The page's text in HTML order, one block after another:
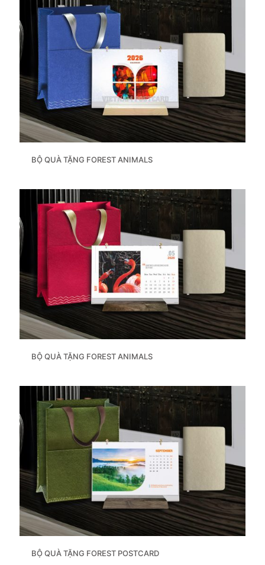
BỘ QUÀ TẶNG FOREST ANIMALS
BỘ QUÀ TẶNG FOREST ANIMALS
BỘ QUÀ TẶNG FOREST POSTCARD